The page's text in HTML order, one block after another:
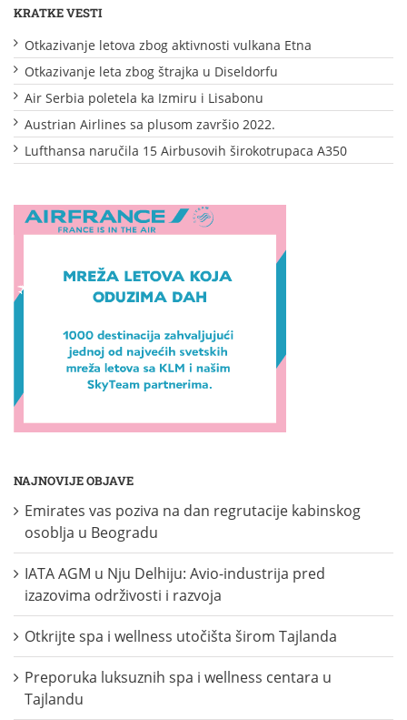
KRATKE VESTI
Otkazivanje letova zbog aktivnosti vulkana Etna
Otkazivanje leta zbog štrajka u Diseldorfu
Air Serbia poletela ka Izmiru i Lisabonu
Austrian Airlines sa plusom završio 2022.
Lufthansa naručila 15 Airbusovih širokotrupaca A350
NAJNOVIJE OBJAVE
Emirates vas poziva na dan regrutacije kabinskog
osoblja u Beogradu
IATA AGM u Nju Delhiju: Avio-industrija pred
izazovima održivosti i razvoja
Otkrijte spa i wellness utočišta širom Tajlanda
Preporuka luksuznih spa i wellness centara u
Tajlandu